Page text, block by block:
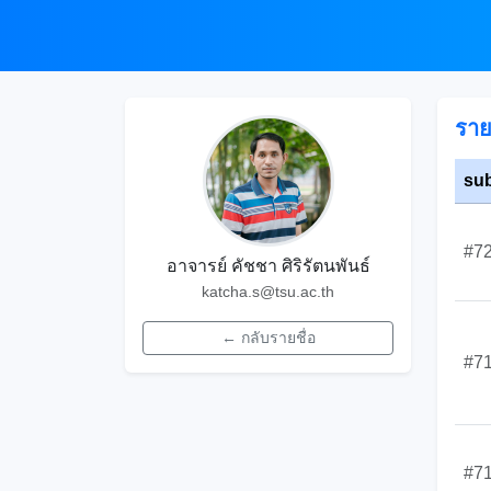
อาจารย์ คัชชา ศิริรัตนพันธ์
katcha.s@tsu.ac.th
← กลับรายชื่อ
รา